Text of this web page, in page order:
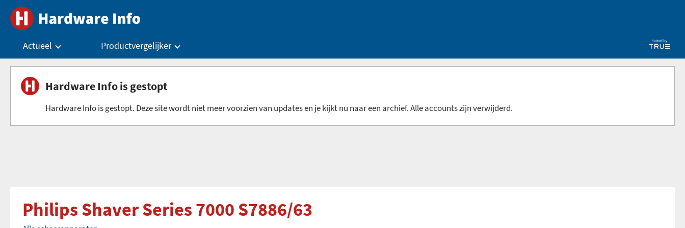
Actueel Productvergelijker
Hardware Info is gestopt
Hardware Info is gestopt. Deze site wordt niet meer voorzien van updates en je kijkt nu naar een archief. Alle accounts zijn verwijderd.
Philips Shaver Series 7000 S7886/63